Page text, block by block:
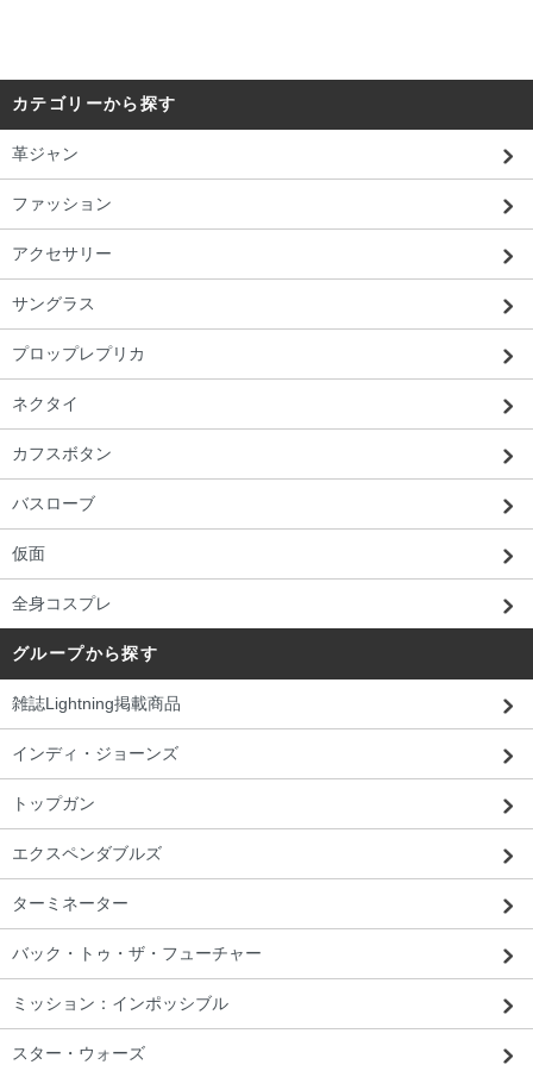
北海道 T・E様 「写真どおりのリアルな
グできました。（商品を）飾ってます。」
カテゴリーから探す
革ジャン
ファッション
アクセサリー
サングラス
プロップレプリカ
ネクタイ
カフスボタン
バスローブ
仮面
全身コスプレ
グループから探す
雑誌Lightning掲載商品
インディ・ジョーンズ
トップガン
エクスペンダブルズ
ターミネーター
バック・トゥ・ザ・フューチャー
ミッション：インポッシブル
スター・ウォーズ